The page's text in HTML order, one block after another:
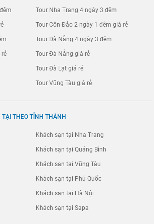
Tour Nha Trang 4 ngày 3 đêm
Tour Côn Đảo 2 ngày 1 đêm giá rẻ
Tour Đà Nẵng 4 ngày 3 đêm
rẻ Tour Đà Nẵng giá rẻ
Tour Đà Lạt giá rẻ
Tour Vũng Tàu giá rẻ
THEO TỈNH THÀNH
Khách sạn tại Nha Trang
Khách sạn tại Quảng Bình
Khách sạn tại Vũng Tàu
Khách sạn tại Phú Quốc
Khách sạn tại Hà Nội
Khách sạn tại Sapa